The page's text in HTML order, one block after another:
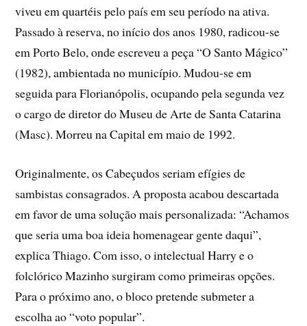
viveu em quartéis pelo país em seu período na ativa.
Passado à reserva, no início dos anos 1980, radicou-se
em Porto Belo, onde escreveu a peça “O Santo Mágico”
(1982), ambientada no município. Mudou-se em
seguida para Florianópolis, ocupando pela segunda vez
o cargo de diretor do Museu de Arte de Santa Catarina
(Masc). Morreu na Capital em maio de 1992.
Originalmente, os Cabeçudos seriam efígies de
sambistas consagrados. A proposta acabou descartada
em favor de uma solução mais personalizada: “Achamos
que seria uma boa ideia homenagear gente daqui”,
explica Thiago. Com isso, o intelectual Harry e o
folclórico Mazinho surgiram como primeiras opções.
Para o próximo ano, o bloco pretende submeter a
escolha ao “voto popular”.